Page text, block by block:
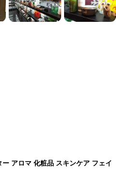
アロマ 化粧品 スキンケア フェイ